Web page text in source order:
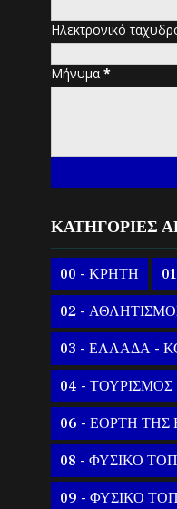
Ηλεκτρονικό
Μήνυμα*
ΚΑΤΗΓΟΡΙΕΣ
00 - ΚΡΗΤΗ
02 -
03 - ΕΛΛΑΔΑ -
04 - ΤΟΥΡΙΣΜΟΣ
06 - ΕΟΡΤΗ ΤΗΣ
08 - ΦΥΣΙΚΟ
09 - ΦΥΣΙΚΟ